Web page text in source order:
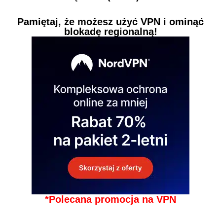
Pamiętaj, że możesz użyć VPN i ominąć
blokadę regionalną!
*Polecana promocja na VPN